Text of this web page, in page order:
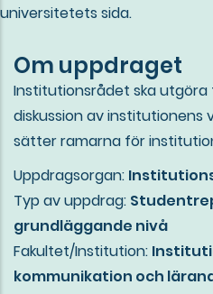
universitetets sida.
Om uppdraget
Institutionsrådet ska
diskussion av institutionens
sätter ramarna för
Uppdragsorgan:
Typ av uppdrag:
grundläggande nivå
Fakultet/Institution:
kommunikation och